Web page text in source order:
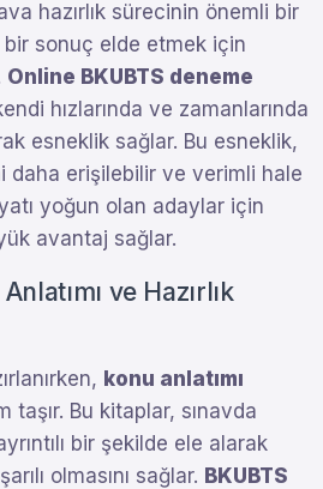
hazırlık sürecinin önemli bir
bir sonuç elde etmek için
Online BKUBTS deneme
hızlarında ve zamanlarında
esneklik sağlar. Bu esneklik,
daha erişilebilir ve verimli hale
yoğun olan adaylar için
avantaj sağlar.
ve Hazırlık
konu anlatımı
taşır. Bu kitaplar, sınavda
bir şekilde ele alarak
olmasını sağlar. BKUBTS